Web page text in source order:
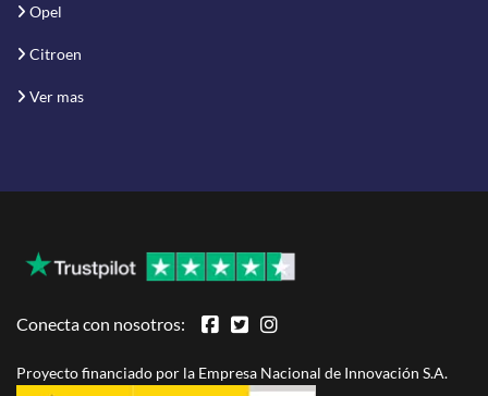
Opel
Citroen
Ver mas
Conecta con nosotros:
Proyecto financiado por la Empresa Nacional de Innovación S.A.